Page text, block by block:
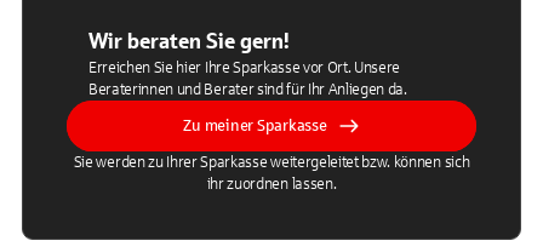
Wir beraten Sie gern!
Erreichen Sie hier Ihre Sparkasse vor Ort. Unsere
Beraterinnen und Berater sind für Ihr Anliegen da.
Zu meiner Sparkasse
Sie werden zu Ihrer Sparkasse weitergeleitet bzw. können sich
ihr zuordnen lassen.